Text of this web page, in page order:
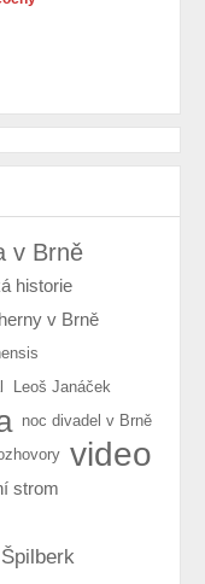
v Brně
historie
herny v Brně
Leoš Janáček
noc divadel v Brně
video
strom
Špilberk